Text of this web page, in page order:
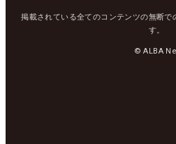
掲載されている全てのコンテンツの無断で
す。
© ALBA